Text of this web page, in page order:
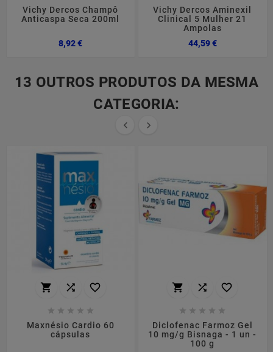
Vichy Dercos Champô
Anticaspa Seca 200ml
8,92 €Preço
Vichy Dercos Aminexil
Clinical 5 Mulher 21
Ampolas
44,59 €Preço
13 OUTROS PRODUTOS DA MESMA
CATEGORIA:
 
  
    
Maxnésio Cardio 60
cápsulas
  
    
Diclofenac Farmoz Gel
10 mg/g Bisnaga - 1 un -
100 g